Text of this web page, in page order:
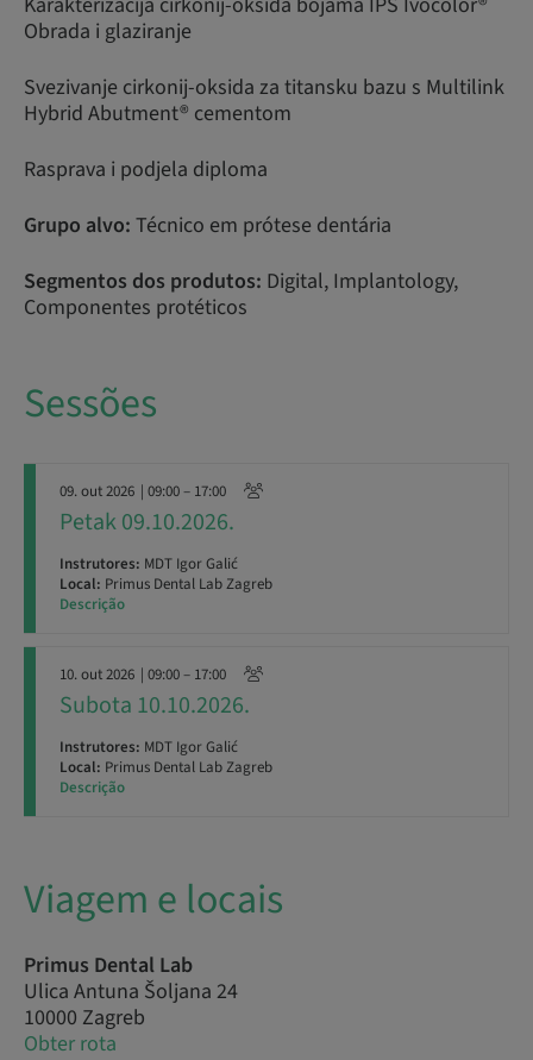
Obrada i glaziranje
Svezivanje cirkonij-oksida za titansku bazu s Multilink
Hybrid Abutment® cementom
Rasprava i podjela diploma
Grupo alvo: Técnico em prótese dentária
Segmentos dos produtos: Digital, Implantology,
Componentes protéticos
Sessões
09. out 2026 | 09:00 – 17:00
Petak 09.10.2026.
Instrutores: MDT Igor Galić
Local: Primus Dental Lab Zagreb
Descrição
10. out 2026 | 09:00 – 17:00
Subota 10.10.2026.
Instrutores: MDT Igor Galić
Local: Primus Dental Lab Zagreb
Descrição
Viagem e locais
Primus Dental Lab
Ulica Antuna Šoljana 24
10000 Zagreb
Obter rota